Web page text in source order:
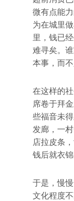
微有点能
为在城里
里，钱已
难寻矣。
本事，而
在这样的
席卷于拜
些福音未
发廊，一
店拉皮条
钱后就衣
于是，慢
文化程度